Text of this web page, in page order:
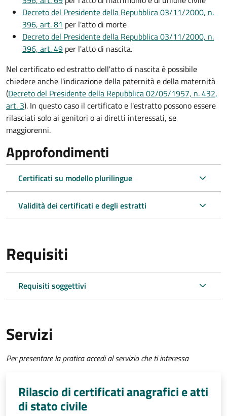
Decreto del Presidente della Repubblica 03/11/2000, n.
396, art. 81 per l'atto di morte
Decreto del Presidente della Repubblica 03/11/2000, n.
396, art. 49 per l'atto di nascita.
Nel certificato ed estratto dell'atto di nascita è possibile
chiedere anche l'indicazione della paternità e della maternità
(Decreto del Presidente della Repubblica 02/05/1957, n. 432,
art. 3). In questo caso il certificato e l'estratto possono essere
rilasciati solo ai genitori o ai diretti interessati, se
maggiorenni.
Approfondimenti
Certificati su modello plurilingue
Validità dei certificati e degli estratti
Requisiti
Requisiti soggettivi
Servizi
Per presentare la pratica accedi al servizio che ti interessa
Rilascio di certificati anagrafici e atti
di stato civile